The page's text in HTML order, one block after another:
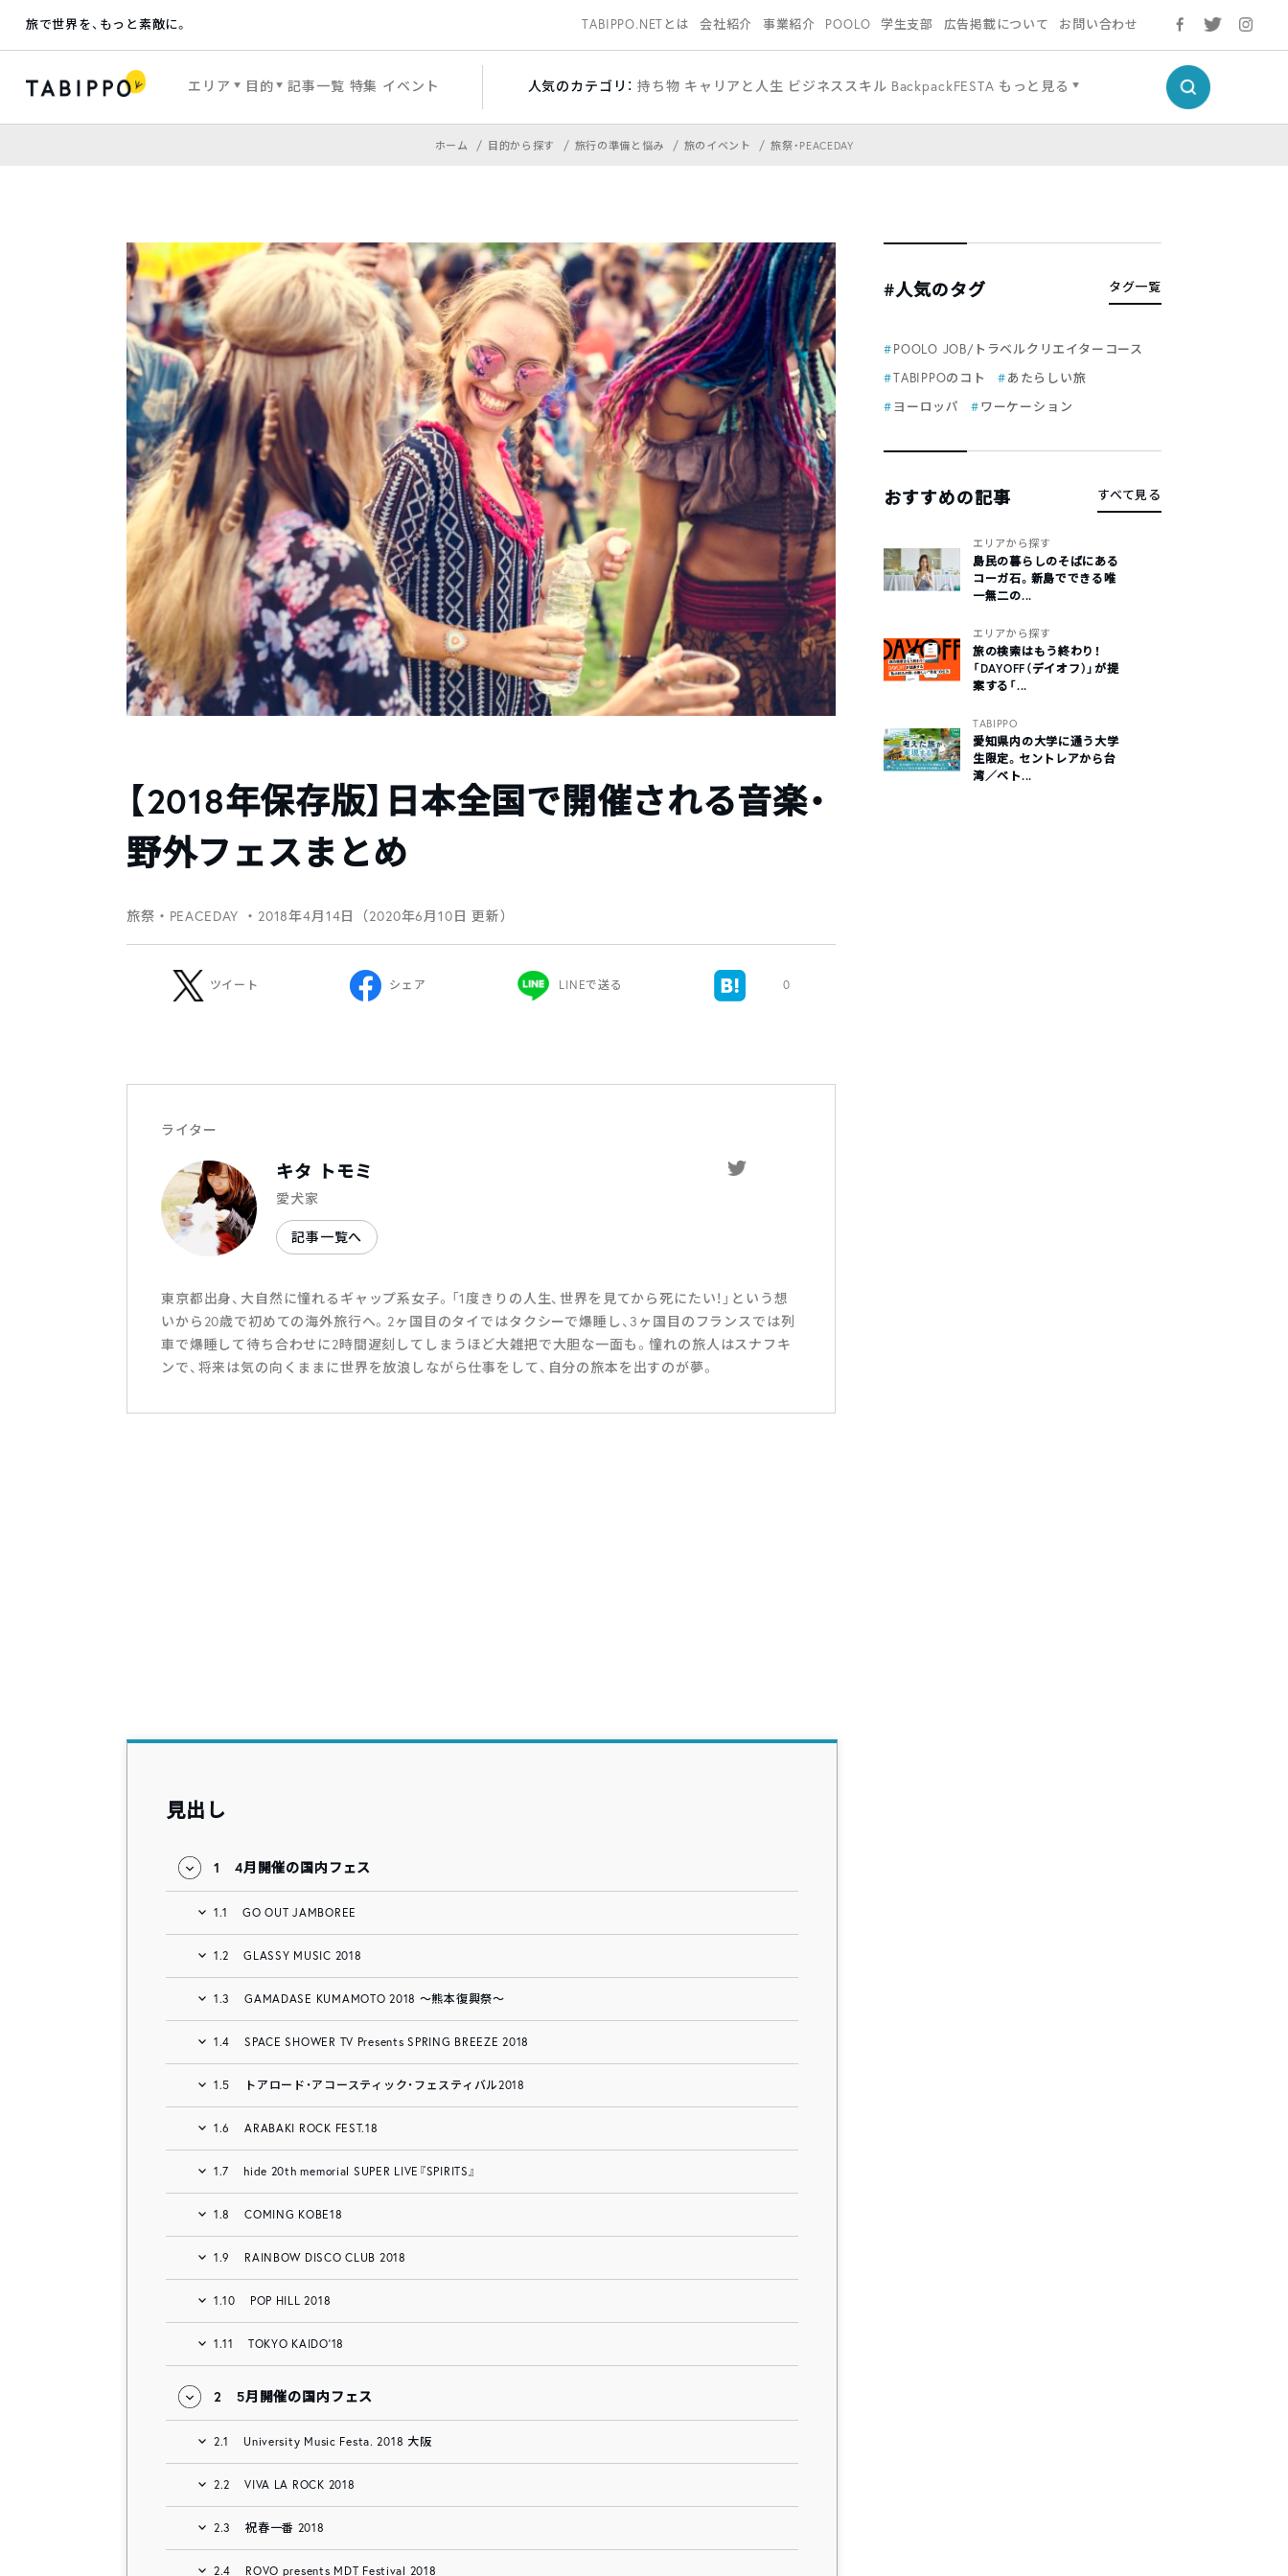
旅で世界を、もっと素敵に。 TABIPPO.NETとは 会社紹介 事業紹介 POOLO 学生支部 広告掲載について お問い合わせ
エリア 目的 記事一覧 特集 イベント 人気のカテゴリ： 持ち物 キャリアと人生 ビジネススキル BackpackFESTA もっと見る
ホーム 目的から探す 旅行の準備と悩み 旅のイベント 旅祭・PEACEDAY
【2018年保存版】日本全国で開催される音楽・
野外フェスまとめ
旅祭・PEACEDAY ・2018年4月14日（2020年6月10日 更新）
ツイート シェア LINEで送る 0
ライター
キタ トモミ
愛犬家
記事一覧へ
東京都出身、大自然に憧れるギャップ系女子。「1度きりの人生、世界を見てから死にたい！」という想
いから20歳で初めての海外旅行へ。2ヶ国目のタイではタクシーで爆睡し、3ヶ国目のフランスでは列
車で爆睡して待ち合わせに2時間遅刻してしまうほど大雑把で大胆な一面も。憧れの旅人はスナフキ
ンで、将来は気の向くままに世界を放浪しながら仕事をして、自分の旅本を出すのが夢。
見出し
1 4月開催の国内フェス
1.1 GO OUT JAMBOREE
1.2 GLASSY MUSIC 2018
1.3 GAMADASE KUMAMOTO 2018 ～熊本復興祭～
1.4 SPACE SHOWER TV Presents SPRING BREEZE 2018
1.5 トアロード・アコースティック・フェスティバル2018
1.6 ARABAKI ROCK FEST.18
1.7 hide 20th memorial SUPER LIVE『SPIRITS』
1.8 COMING KOBE18
1.9 RAINBOW DISCO CLUB 2018
1.10 POP HILL 2018
1.11 TOKYO KAIDO’18
2 5月開催の国内フェス
2.1 University Music Festa. 2018 大阪
2.2 VIVA LA ROCK 2018
2.3 祝春一番 2018
2.4 ROVO presents MDT Festival 2018
#人気のタグ タグ一覧
POOLO JOB/トラベルクリエイターコース
TABIPPOのコト
あたらしい旅
ヨーロッパ
ワーケーション
おすすめの記事 すべて見る
エリアから探す
島民の暮らしのそばにある
コーガ石。新島でできる唯
一無二の...
エリアから探す
旅の検索はもう終わり！
「DAYOFF（デイオフ）」が提
案する「...
TABIPPO
愛知県内の大学に通う大学
生限定。セントレアから台
湾／ベト...